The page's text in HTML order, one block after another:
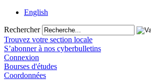
English
Rechercher
Trouvez votre section locale
S’abonner à nos cyberbulletins
Connexion
Bourses d'études
Coordonnées